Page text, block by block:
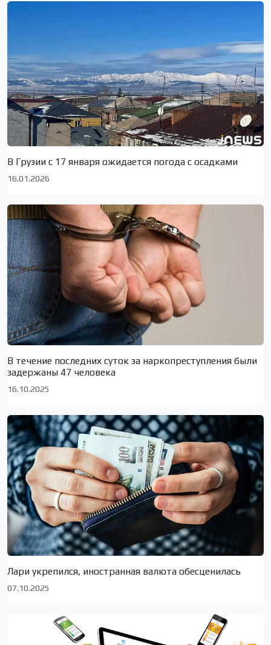
В Грузии с 17 января ожидается погода с осадками
16.01.2026
В течение последних суток за наркопреступления были
задержаны 47 человека
16.10.2025
Лари укрепился, иностранная валюта обесценилась
07.10.2025